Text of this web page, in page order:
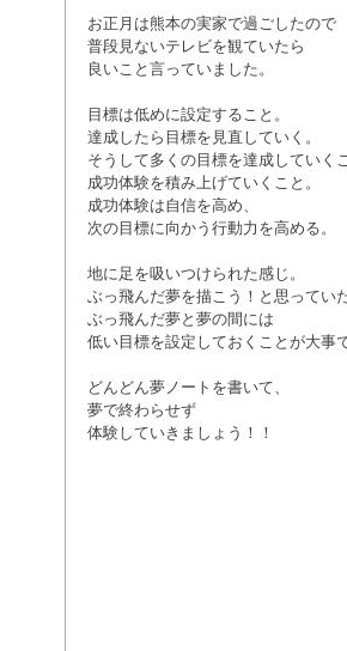
お正月は熊本の実家で過ごしたので
普段見ないテレビを観ていたら
良いこと言っていました。
目標は低めに設定すること。
達成したら目標を見直していく。
そうして多くの目標を達成していく
成功体験を積み上げていくこと。
成功体験は自信を高め、
次の目標に向かう行動力を高める。
地に足を吸いつけられた感じ。
ぶっ飛んだ夢を描こう！と思ってい
ぶっ飛んだ夢と夢の間には
低い目標を設定しておくことが大事
どんどん夢ノートを書いて、
夢で終わらせず
体験していきましょう！！